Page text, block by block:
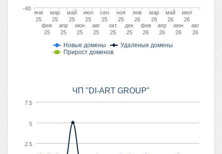
Новые домены
Удаленые домены
Прирост доменов
янв
25
фев
25
мар
25
апр
25
май
25
июн
25
июл
25
авг
25
сен
25
окт
25
ноя
25
дек
25
янв
26
фев
26
мар
26
апр
26
май
26
июн
26
июл
26
авг
26
-40
ЧП "DI-ART GROUP"
2.5
5
7.5